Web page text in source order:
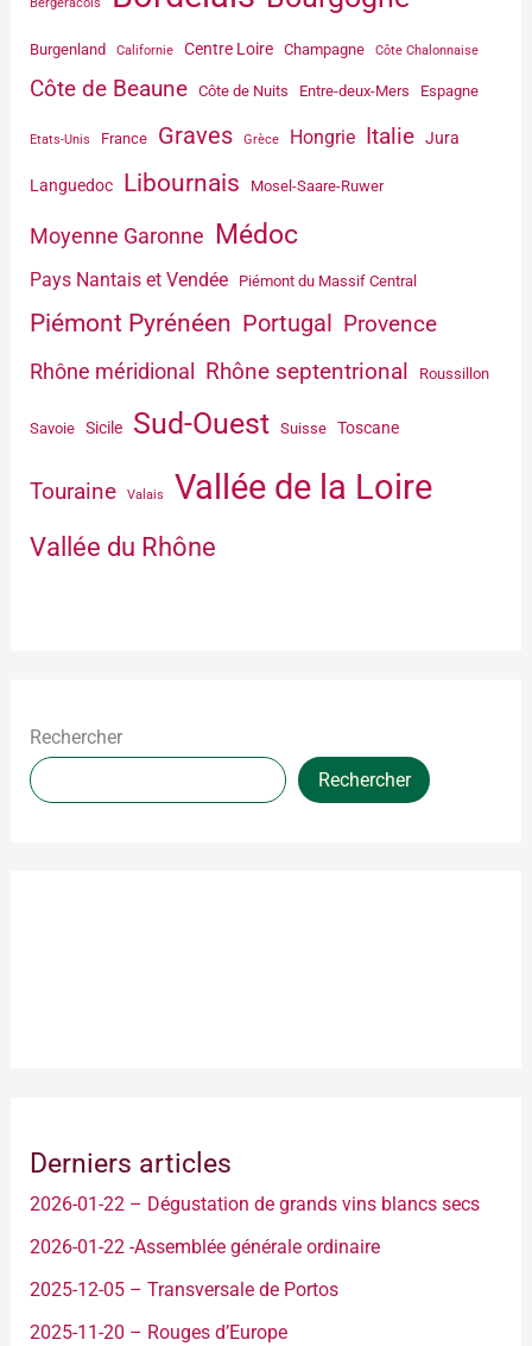
Burgenland Californie Centre Loire Champagne Côte Chalonnaise
Côte de Beaune Côte de Nuits Entre-deux-Mers Espagne
Etats-Unis France Graves Grèce Hongrie Italie Jura
Languedoc Libournais Mosel-Saare-Ruwer
Moyenne Garonne Médoc
Pays Nantais et Vendée Piémont du Massif Central
Piémont Pyrénéen Portugal Provence
Rhône méridional Rhône septentrional Roussillon
Savoie Sicile Sud-Ouest Suisse Toscane
Touraine Valais Vallée de la Loire
Vallée du Rhône
Rechercher
Rechercher
Derniers articles
2026-01-22 – Dégustation de grands vins blancs secs
2026-01-22 -Assemblée générale ordinaire
2025-12-05 – Transversale de Portos
2025-11-20 – Rouges d’Europe